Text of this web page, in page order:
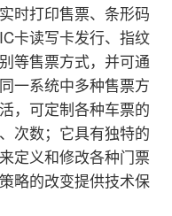
时打印售票、条形码
卡读写卡发行、指纹
等售票方式，并可通
一系统中多种售票方
，可定制各种车票的
次数；它具有独特的
定义和修改各种门票
略的改变提供技术保